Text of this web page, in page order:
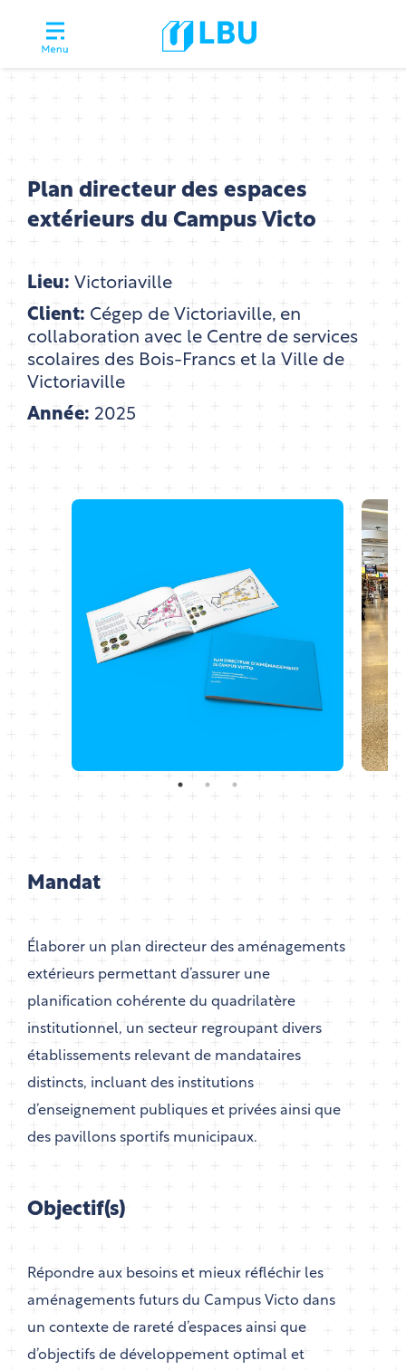
Plan directeur des espaces
extérieurs du Campus Victo
Lieu: Victoriaville
Client: Cégep de Victoriaville, en
collaboration avec le Centre de services
scolaires des Bois-Francs et la Ville de
Victoriaville
Année: 2025
Mandat
Élaborer un plan directeur des aménagements
extérieurs permettant d’assurer une
planification cohérente du quadrilatère
institutionnel, un secteur regroupant divers
établissements relevant de mandataires
distincts, incluant des institutions
d’enseignement publiques et privées ainsi que
des pavillons sportifs municipaux.
Objectif(s)
Répondre aux besoins et mieux réfléchir les
aménagements futurs du Campus Victo dans
un contexte de rareté d’espaces ainsi que
d’objectifs de développement optimal et